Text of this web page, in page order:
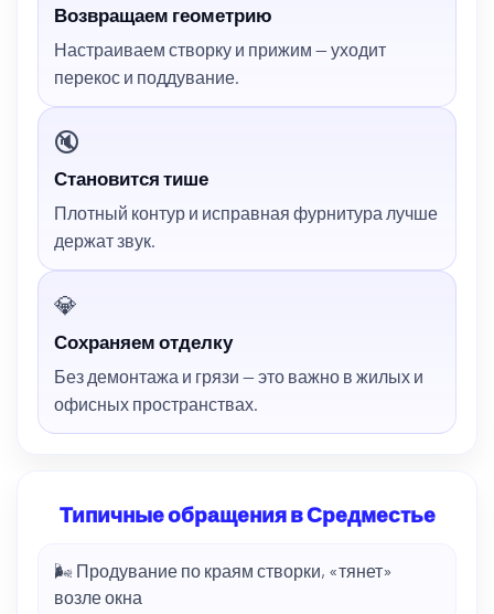
Возвращаем геометрию
Настраиваем створку и прижим — уходит
перекос и поддувание.
🔇
Становится тише
Плотный контур и исправная фурнитура лучше
держат звук.
💎
Сохраняем отделку
Без демонтажа и грязи — это важно в жилых и
офисных пространствах.
Типичные обращения в Средместье
🌬️ Продувание по краям створки, «тянет»
возле окна